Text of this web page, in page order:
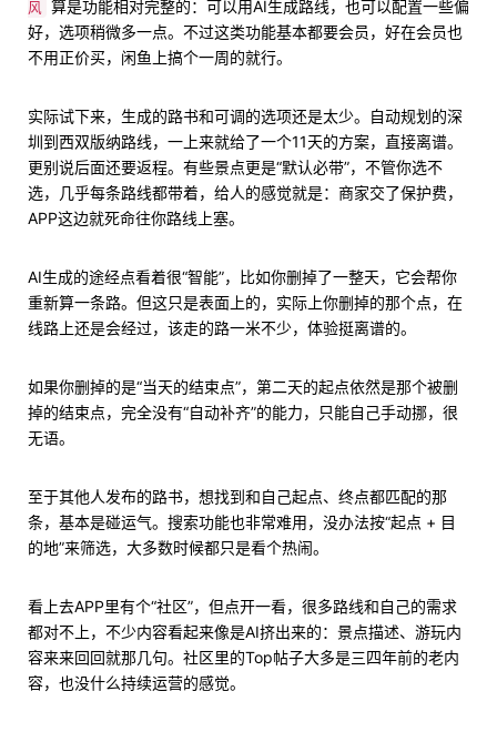
风 算是功能相对完整的：可以用AI生成路线，也可以配置一些偏
好，选项稍微多一点。不过这类功能基本都要会员，好在会员也
不用正价买，闲鱼上搞个一周的就行。
实际试下来，生成的路书和可调的选项还是太少。自动规划的深
圳到西双版纳路线，一上来就给了一个11天的方案，直接离谱。
更别说后面还要返程。有些景点更是“默认必带”，不管你选不
选，几乎每条路线都带着，给人的感觉就是：商家交了保护费，
APP这边就死命往你路线上塞。
AI生成的途经点看着很“智能”，比如你删掉了一整天，它会帮你
重新算一条路。但这只是表面上的，实际上你删掉的那个点，在
线路上还是会经过，该走的路一米不少，体验挺离谱的。
如果你删掉的是“当天的结束点”，第二天的起点依然是那个被删
掉的结束点，完全没有“自动补齐”的能力，只能自己手动挪，很
无语。
至于其他人发布的路书，想找到和自己起点、终点都匹配的那
条，基本是碰运气。搜索功能也非常难用，没办法按“起点 + 目
的地”来筛选，大多数时候都只是看个热闹。
看上去APP里有个“社区”，但点开一看，很多路线和自己的需求
都对不上，不少内容看起来像是AI挤出来的：景点描述、游玩内
容来来回回就那几句。社区里的Top帖子大多是三四年前的老内
容，也没什么持续运营的感觉。